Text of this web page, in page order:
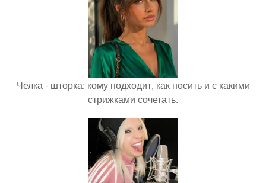
Челка - шторка: кому подходит, как носить и с какими
стрижками сочетать.